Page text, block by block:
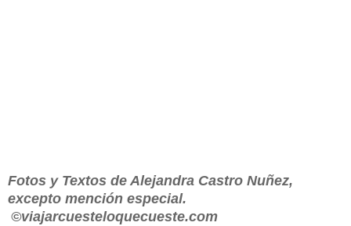
Fotos y Textos de Alejandra Castro Nuñez,
excepto mención especial.
©viajarcuesteloquecueste.com